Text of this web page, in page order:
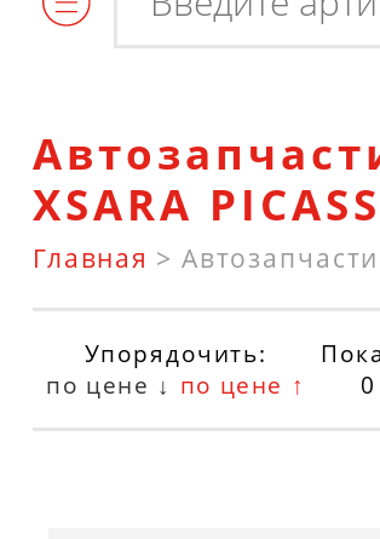
XSARA
Главная >
Упорядочить:
по цене ↓ по цене ↑